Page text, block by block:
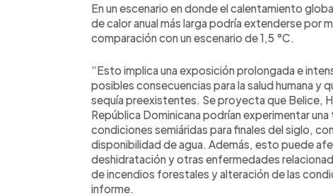
En un escenario en donde el calentamiento
de calor anual más larga podría extenderse por
comparación con un escenario de 1,5 °C.
“Esto implica una exposición prolongada e
posibles consecuencias para la salud humana y
sequía preexistentes. Se proyecta que Belice,
República Dominicana podrían experimentar
condiciones semiáridas para finales del siglo,
disponibilidad de agua. Además, esto puede
deshidratación y otras enfermedades
de incendios forestales y alteración de las
informe.